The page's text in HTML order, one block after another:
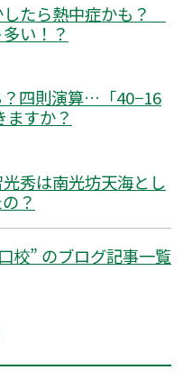
たら熱中症かも？
い！？
四則演算…「40−16
すか？
光秀は南光坊天海とし
？
校” のブログ記事一覧